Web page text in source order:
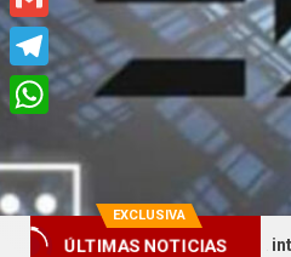
EXCLUSIVA
ÚLTIMAS NOTICIAS
Melgar entrega obra integral que
Gmail
Telegram
WhatsApp